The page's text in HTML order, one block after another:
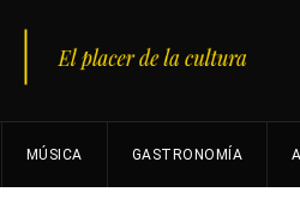
MÚSICA GASTRONOMÍA